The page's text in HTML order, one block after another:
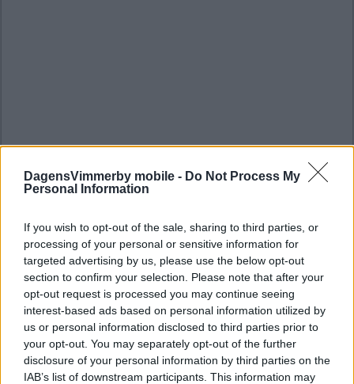
DagensVimmerby mobile - Do Not Process My
Personal Information
If you wish to opt-out of the sale, sharing to third parties, or
processing of your personal or sensitive information for
targeted advertising by us, please use the below opt-out
section to confirm your selection. Please note that after your
opt-out request is processed you may continue seeing
interest-based ads based on personal information utilized by
us or personal information disclosed to third parties prior to
your opt-out. You may separately opt-out of the further
disclosure of your personal information by third parties on the
IAB’s list of downstream participants. This information may